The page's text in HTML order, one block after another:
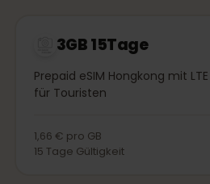
3GB 15Tage
Prepaid eSIM Hongkong mit
für Touristen
1,66 € pro GB
15 Tage Gültigkeit